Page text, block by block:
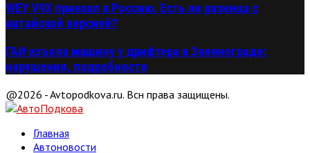
WEY V9X приехал в Россию. Есть ли разница с
китайской версией?
ГАИ изъяла машину у дрифтера в Зеленограде:
нарушения, подробности
@2026 - Avtopodkova.ru. Всн права защищены.
Главная
Автоновости